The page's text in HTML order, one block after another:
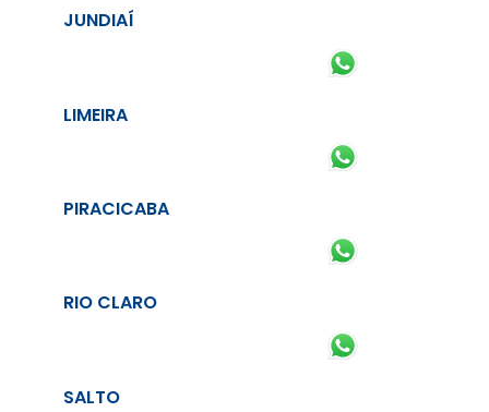
JUNDIAÍ
LIMEIRA
PIRACICABA
RIO CLARO
SALTO